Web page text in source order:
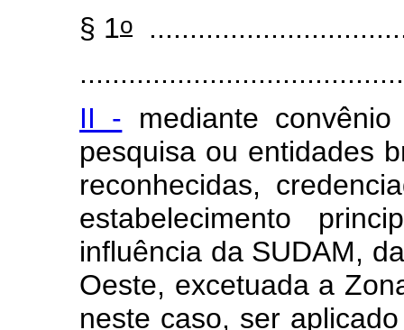
§ 1o
II - mediante
pesquisa ou entidades
reconhecidas,
estabelecimento
influência da SUDAM,
Oeste, excetuada a
neste caso, ser